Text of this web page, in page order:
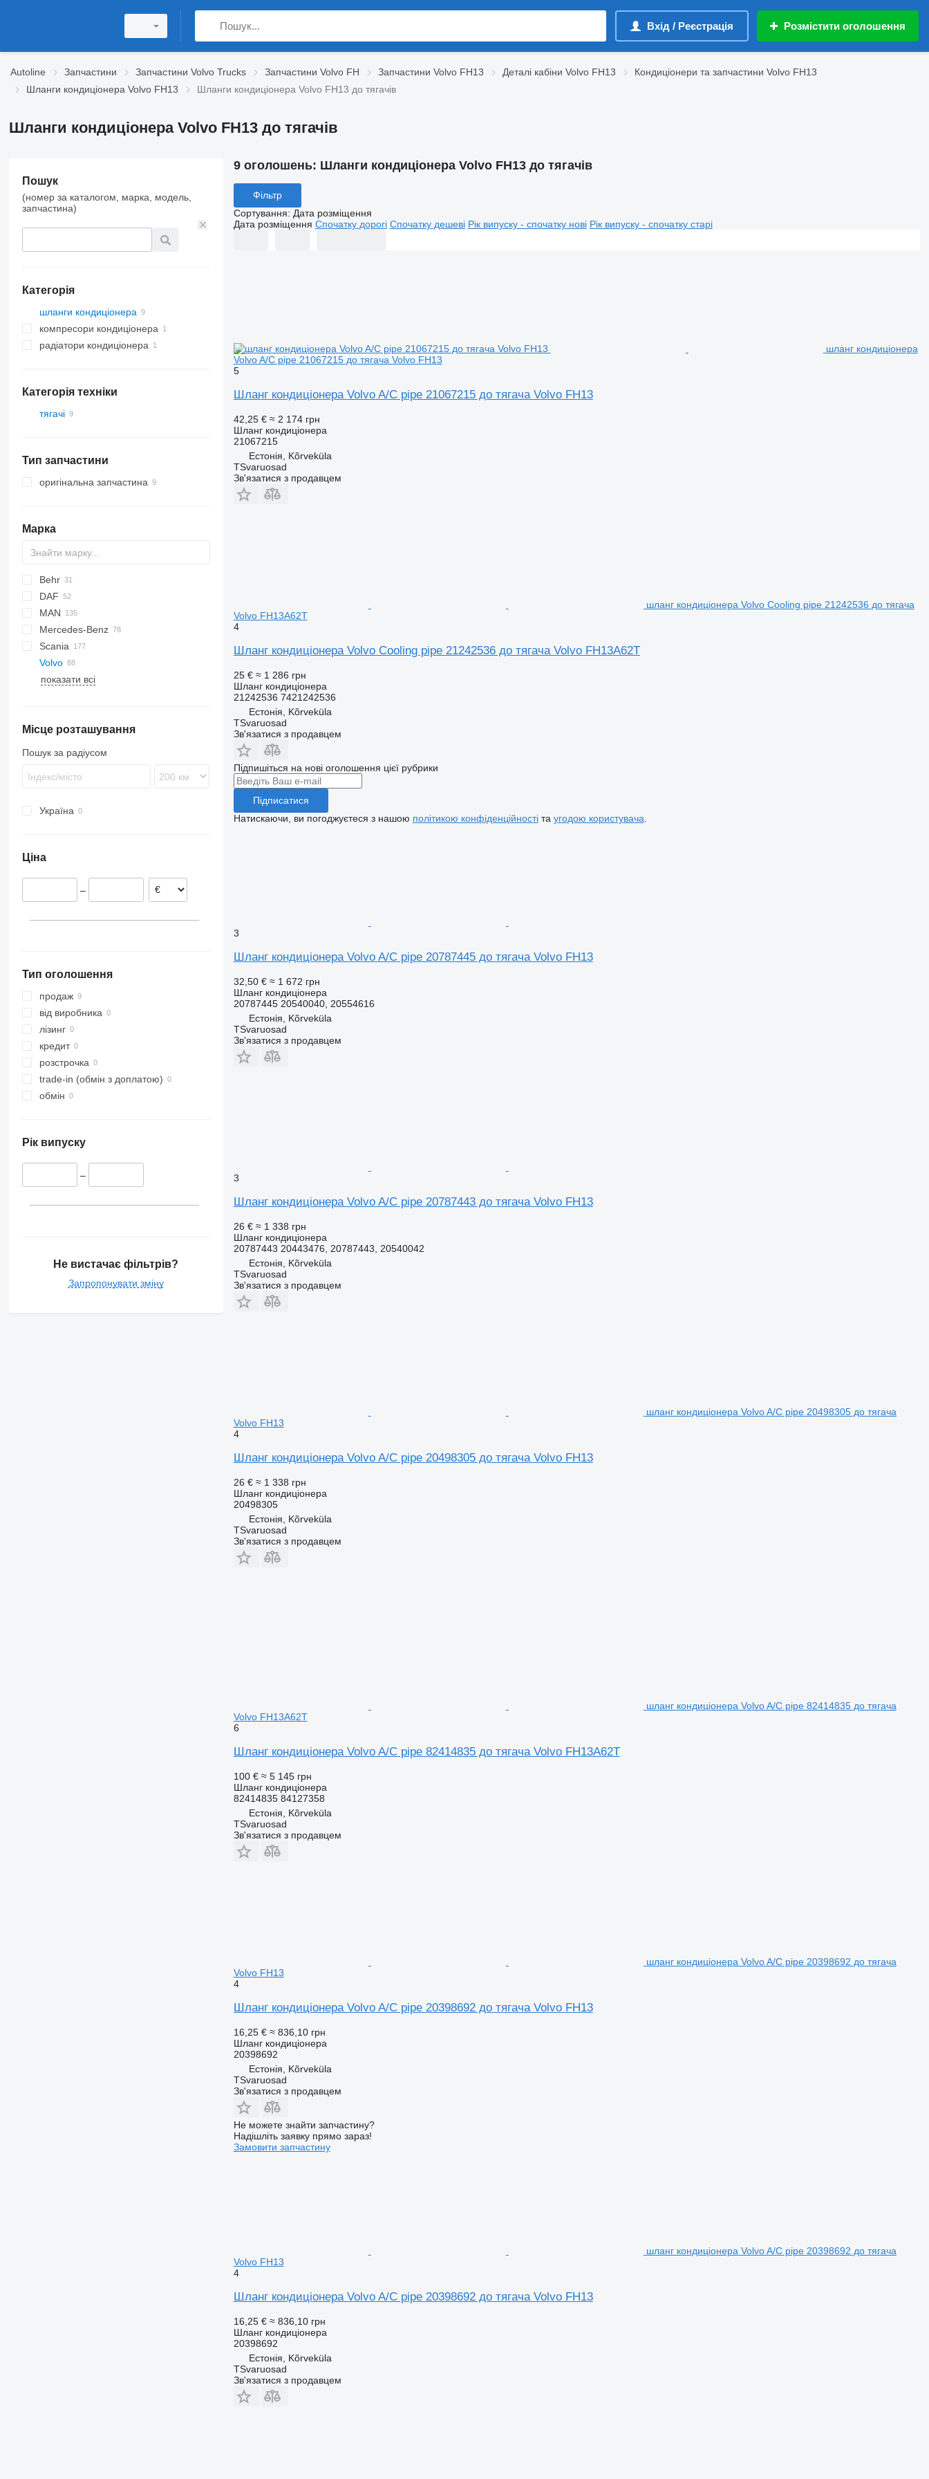
Вхід / Реєстрація Розмістити оголошення
Autoline Запчастини Запчастини Volvo Trucks Запчастини Volvo FH Запчастини Volvo FH13 Деталі кабіни Volvo FH13
Кондиціонери та запчастини Volvo FH13
Шланги кондиціонера Volvo FH13
Шланги кондиціонера Volvo FH13 до тягачів
Шланги кондиціонера Volvo FH13 до тягачів
Пошук
(номер за каталогом, марка, модель,
запчастина)
Категорія
шланги кондиціонера
компресори кондиціонера
радіатори кондиціонера
Категорія техніки
тягачі
Тип запчастини
оригінальна запчастина
Марка
Behr
DAF
CF
LF
XF
Stralis
Trakker
MAN
TGA
TGL
TGM
TGS
Mercedes-Benz
Actros
Antos
Arocs
Econic
Canter
Magnum
Premium
Scania
G-series
R-series
Volvo
FH
FH16
FM7
FM12
FM13
FMX
показати всі
Місце розташування
Пошук за радіусом
Україна
Ціна
–
Тип оголошення
продаж
від виробника
лізинг
кредит
розстрочка
trade-in (обмін з доплатою)
обмін
Рік випуску
–
Не вистачає фільтрів?
Запропонувати зміну
9 оголошень: Шланги кондиціонера Volvo FH13 до тягачів
Фільтр
Сортування: Дата розміщення
Дата розміщення Спочатку дорогі Спочатку дешеві Рік випуску - спочатку нові Рік випуску - спочатку старі
шланг кондиціонера
Volvo A/C pipe 21067215 до тягача Volvo FH13
5
Шланг кондиціонера Volvo A/C pipe 21067215 до тягача Volvo FH13
42,25 € ≈ 2 174 грн
Шланг кондиціонера
21067215
Естонія, Kõrveküla
TSvaruosad
Зв'язатися з продавцем
шланг кондиціонера Volvo Cooling pipe 21242536 до тягача
Volvo FH13A62T
4
Шланг кондиціонера Volvo Cooling pipe 21242536 до тягача Volvo FH13A62T
25 € ≈ 1 286 грн
Шланг кондиціонера
21242536 7421242536
Естонія, Kõrveküla
TSvaruosad
Зв'язатися з продавцем
Підпишіться на нові оголошення цієї рубрики
Підписатися
Натискаючи, ви погоджуєтеся з нашою політикою конфіденційностіта угодою користувача
3
Шланг кондиціонера Volvo A/C pipe 20787445 до тягача Volvo FH13
32,50 € ≈ 1 672 грн
Шланг кондиціонера
20787445 20540040, 20554616
Естонія, Kõrveküla
TSvaruosad
Зв'язатися з продавцем
3
Шланг кондиціонера Volvo A/C pipe 20787443 до тягача Volvo FH13
26 € ≈ 1 338 грн
Шланг кондиціонера
20787443 20443476, 20787443, 20540042
Естонія, Kõrveküla
TSvaruosad
Зв'язатися з продавцем
шланг кондиціонера Volvo A/C pipe 20498305 до тягача
Volvo FH13
4
Шланг кондиціонера Volvo A/C pipe 20498305 до тягача Volvo FH13
26 € ≈ 1 338 грн
Шланг кондиціонера
20498305
Естонія, Kõrveküla
TSvaruosad
Зв'язатися з продавцем
шланг кондиціонера Volvo A/C pipe 82414835 до тягача
Volvo FH13A62T
6
Шланг кондиціонера Volvo A/C pipe 82414835 до тягача Volvo FH13A62T
100 € ≈ 5 145 грн
Шланг кондиціонера
82414835 84127358
Естонія, Kõrveküla
TSvaruosad
Зв'язатися з продавцем
шланг кондиціонера Volvo A/C pipe 20398692 до тягача
Volvo FH13
4
Шланг кондиціонера Volvo A/C pipe 20398692 до тягача Volvo FH13
16,25 € ≈ 836,10 грн
Шланг кондиціонера
20398692
Естонія, Kõrveküla
TSvaruosad
Зв'язатися з продавцем
Не можете знайти запчастину?
Надішліть заявку прямо зараз!
Замовити запчастину
шланг кондиціонера Volvo A/C pipe 20398692 до тягача
Volvo FH13
4
Шланг кондиціонера Volvo A/C pipe 20398692 до тягача Volvo FH13
16,25 € ≈ 836,10 грн
Шланг кондиціонера
20398692
Естонія, Kõrveküla
TSvaruosad
Зв'язатися з продавцем